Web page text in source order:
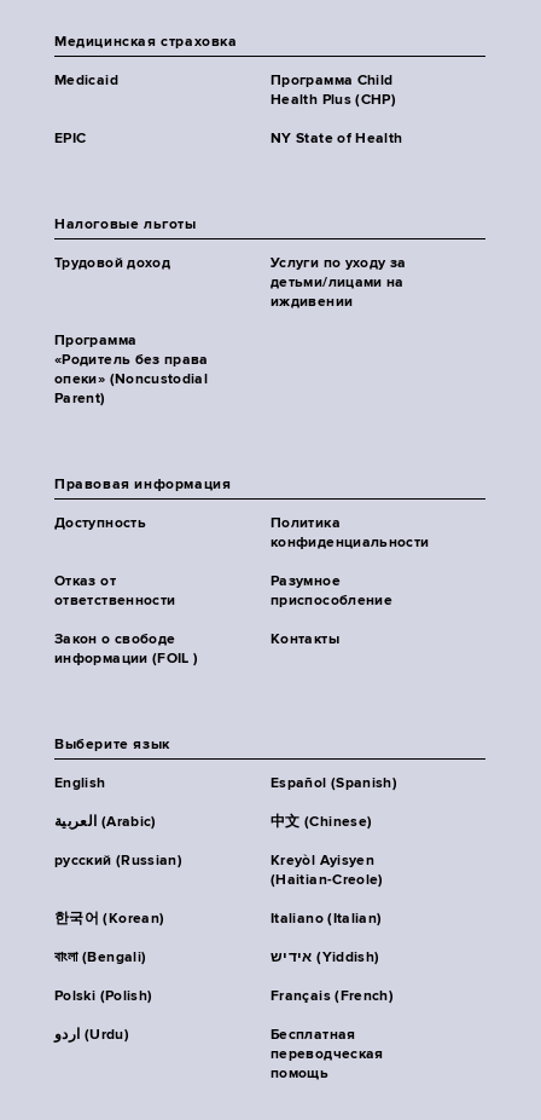
Медицинская страховка
Medicaid
Программа Child
Health Plus (CHP)
EPIC NY State of Health
Налоговые льготы
Трудовой доход
Услуги по уходу за
детьми/лицами на
иждивении
Программа
«Родитель без права
опеки» (Noncustodial
Parent)
Правовая информация
Доступность
Политика
конфиденциальности
Отказ от
ответственности
Разумное
приспособление
Закон о свободе
информации (FOIL )
Контакты
Выберите язык
English Español (Spanish)
العربية (Arabic) 中文 (Chinese)
русский (Russian)
Kreyòl Ayisyen
(Haitian-Creole)
한국어 (Korean) Italiano (Italian)
বাংলা (Bengali) אידיש (Yiddish)
Polski (Polish) Français (French)
اردو (Urdu)
Бесплатная
переводческая
помощь